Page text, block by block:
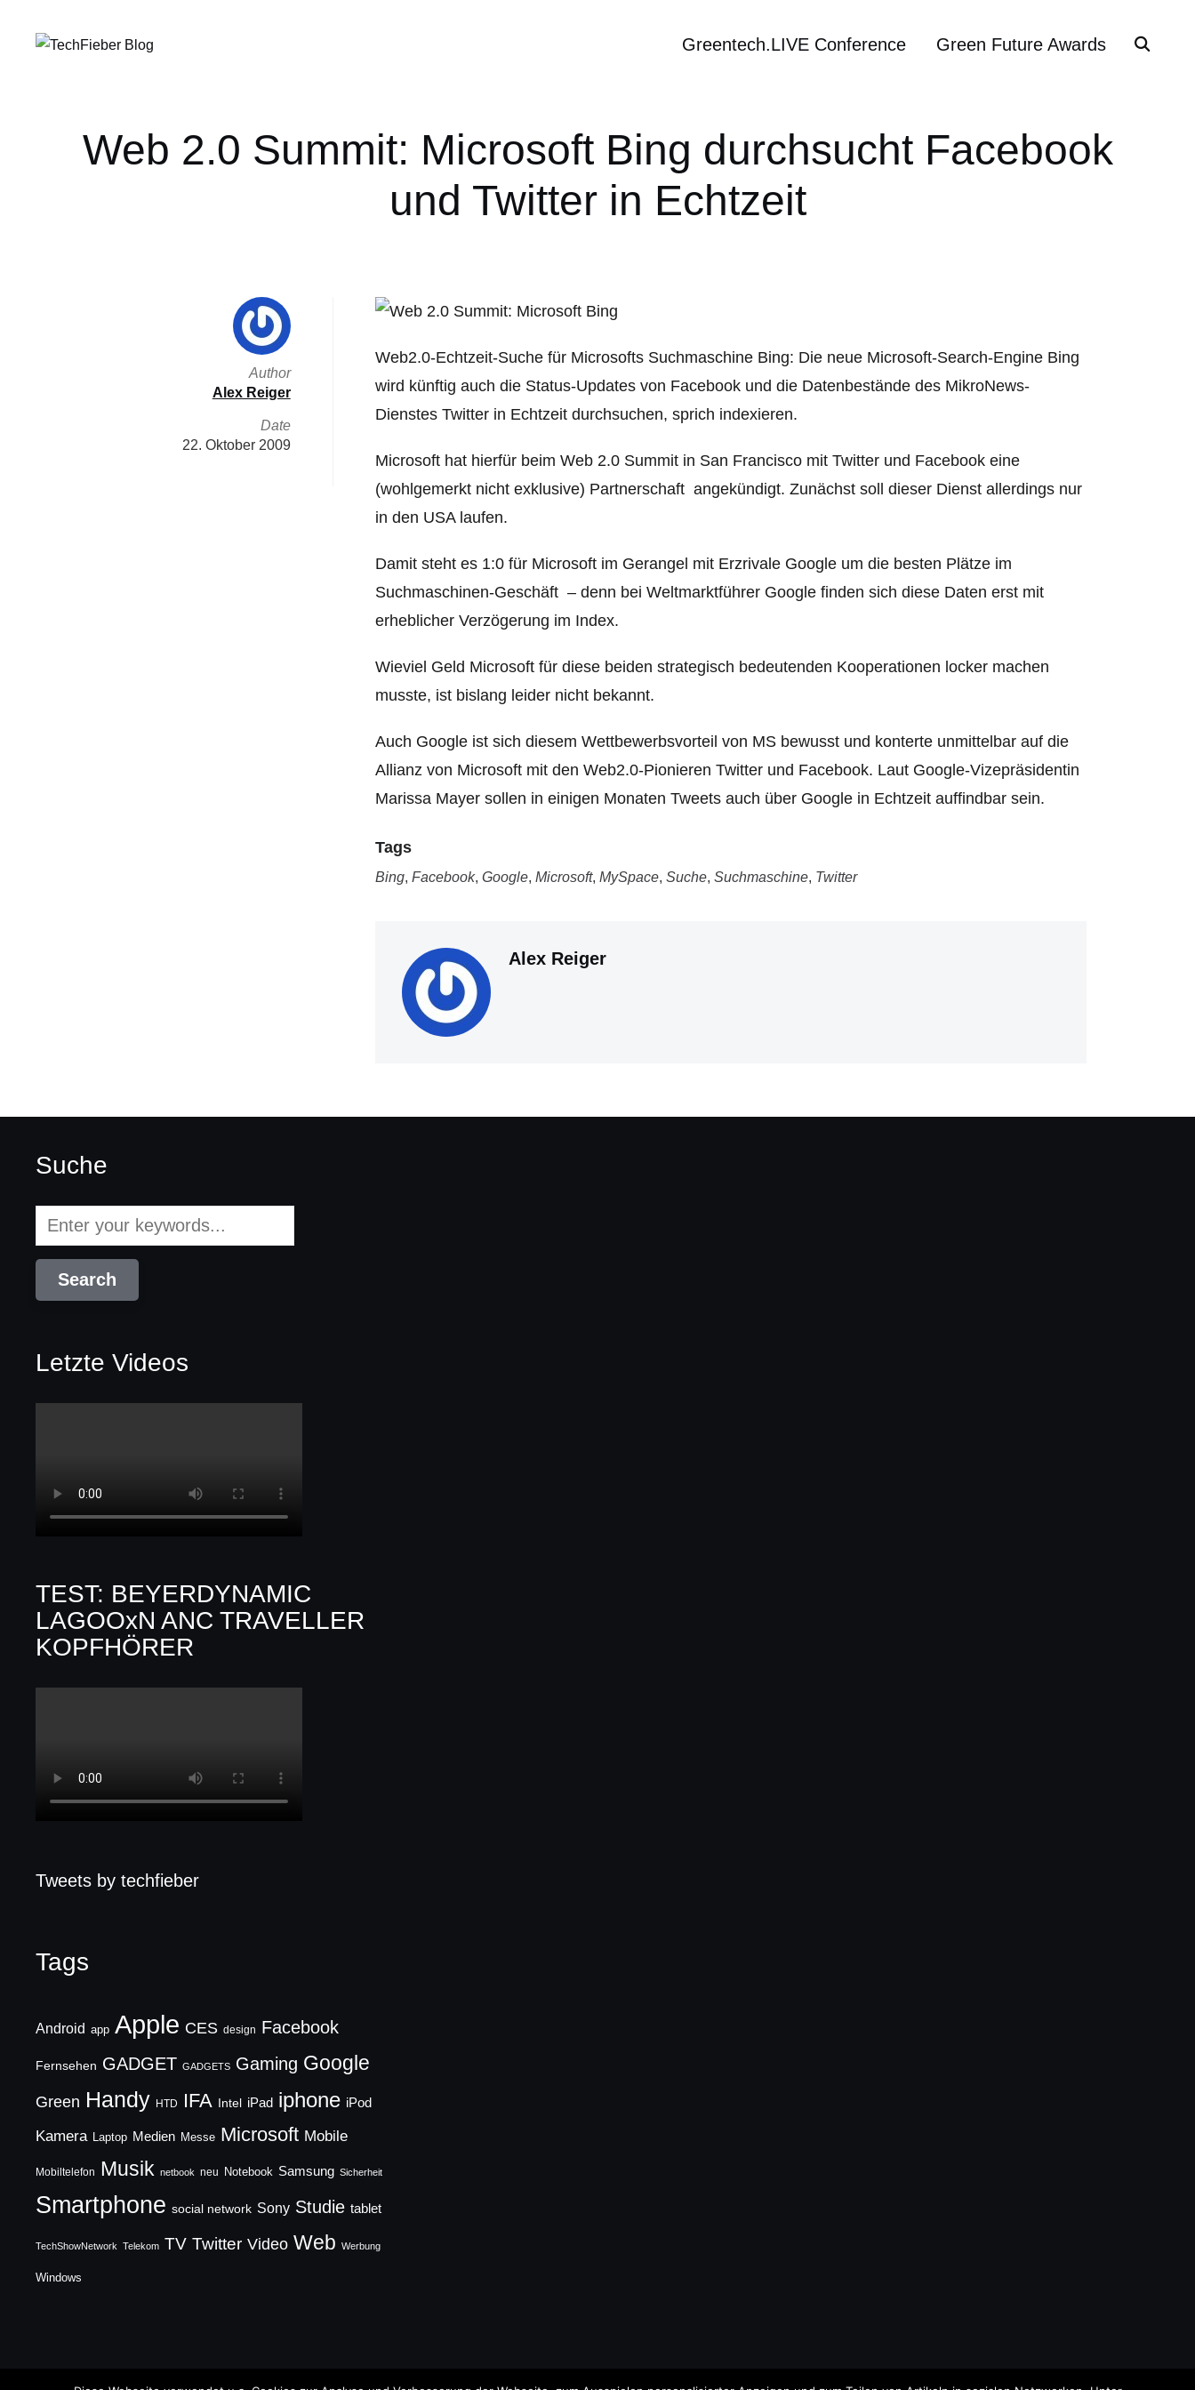
Greentech.LIVE Conference Green Future Awards
Web 2.0 Summit: Microsoft Bing durchsucht Facebook
und Twitter in Echtzeit
Web2.0-Echtzeit-Suche für Microsofts Suchmaschine Bing: Die neue Microsoft-Search-Engine Bing
wird künftig auch die Status-Updates von Facebook und die Datenbestände des MikroNews-
Dienstes Twitter in Echtzeit durchsuchen, sprich indexieren.
Microsoft hat hierfür beim Web 2.0 Summit in San Francisco mit Twitter und Facebook eine
(wohlgemerkt nicht exklusive) Partnerschaft angekündigt. Zunächst soll dieser Dienst allerdings nur
in den USA laufen.
Damit steht es 1:0 für Microsoft im Gerangel mit Erzrivale Google um die besten Plätze im
Suchmaschinen-Geschäft – denn bei Weltmarktführer Google finden sich diese Daten erst mit
erheblicher Verzögerung im Index.
Wieviel Geld Microsoft für diese beiden strategisch bedeutenden Kooperationen locker machen
musste, ist bislang leider nicht bekannt.
Auch Google ist sich diesem Wettbewerbsvorteil von MS bewusst und konterte unmittelbar auf die
Allianz von Microsoft mit den Web2.0-Pionieren Twitter und Facebook. Laut Google-Vizepräsidentin
Marissa Mayer sollen in einigen Monaten Tweets auch über Google in Echtzeit auffindbar sein.
Tags
Bing, Facebook, Google, Microsoft, MySpace, Suche, Suchmaschine, Twitter
Alex Reiger
Author
Alex Reiger
Date
22. Oktober 2009
Suche
Letzte Videos
TEST: BEYERDYNAMIC
LAGOOxN ANC TRAVELLER
KOPFHÖRER
Tweets by techfieber
Tags
Android app Apple CES design Facebook
Fernsehen GADGET GADGETS Gaming Google
Green Handy HTD IFA Intel iPad iphone iPod
Kamera Laptop Medien Messe Microsoft Mobile
Mobiltelefon Musik netbook neu Notebook Samsung Sicherheit
Smartphone social network Sony Studie tablet
TechShowNetwork Telekom TV Twitter Video Web Werbung
Windows
Copyright © 2026 TechFieber Blog